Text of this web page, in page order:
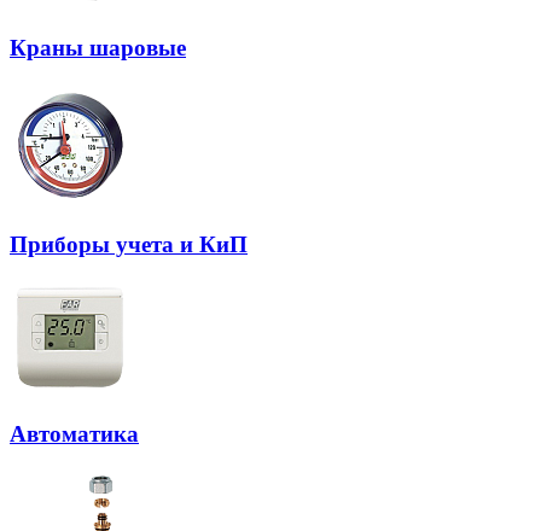
Краны шаровые
Приборы учета и КиП
Автоматика